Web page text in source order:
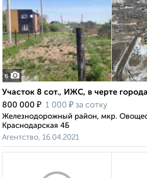
6
Участок 8 сот., ИЖС, в черте города
800 000 ₽ 1 000 ₽ за сотку
Железнодорожный район, мкр.
Краснодарская 4Б
Агентство, 16.04.2021